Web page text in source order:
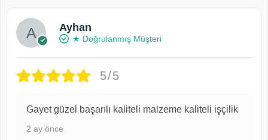
Ayhan
★ Doğrulanmış Müşteri
5/5
Gayet güzel başarılı kaliteli malzeme kaliteli işçilik
2 ay önce